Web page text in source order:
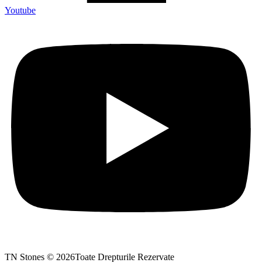
Youtube
TN Stones © 2026Toate Drepturile Rezervate